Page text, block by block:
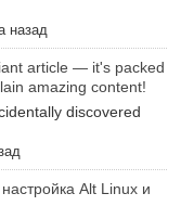
назад
article — it's packed
amazing content!
discovered
Alt Linux и